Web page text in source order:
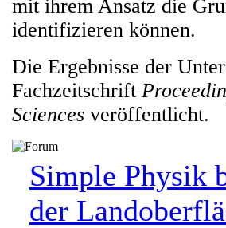
mit ihrem Ansatz die
identifizieren können.
Die Ergebnisse der
Fachzeitschrift
Sciences veröffentlicht.
Simple Physik
der